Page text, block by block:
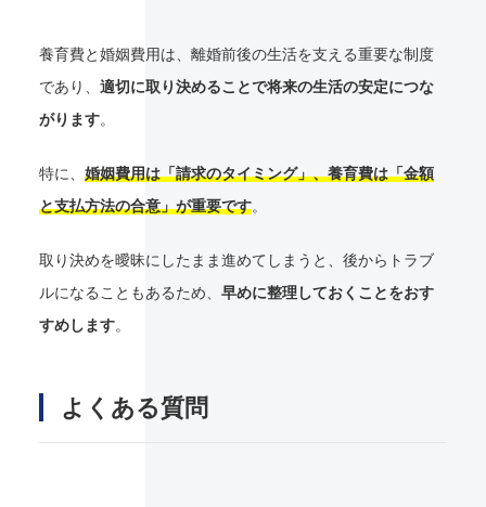
養育費と婚姻費用は、離婚前後の生活を支える重要な制度
であり、 適切に取り決めることで将来の生活の安定につな
がります。
特に、 婚姻費用は「請求のタイミング」、養育費は「金額
と支払方法の合意」が重要です。
取り決めを曖昧にしたまま進めてしまうと、後からトラブ
ルになることもあるため、 早めに整理しておくことをおす
すめします。
よくある質問